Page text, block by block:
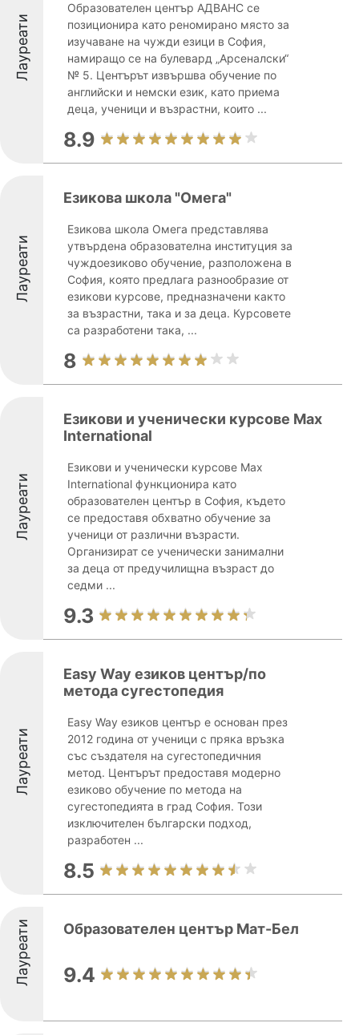
Лауреати
Образователен център АДВАНС се
позиционира като реномирано място за
изучаване на чужди езици в София,
намиращо се на булевард „Арсеналски“
№ 5. Центърът извършва обучение по
английски и немски език, като приема
деца, ученици и възрастни, които ...
8.9
Лауреати
Езикова школа "Омега"
Езикова школа Омега представлява
утвърдена образователна институция за
чуждоезиково обучение, разположена в
София, която предлага разнообразие от
езикови курсове, предназначени както
за възрастни, така и за деца. Курсовете
са разработени така, ...
8
Лауреати
Езикови и ученически курсове Max
International
Езикови и ученически курсове Max
International функционира като
образователен център в София, където
се предоставя обхватно обучение за
ученици от различни възрасти.
Организират се ученически занимални
за деца от предучилищна възраст до
седми ...
9.3
Лауреати
Easy Way езиков център/по
метода сугестопедия
Easy Way езиков център е основан през
2012 година от ученици с пряка връзка
със създателя на сугестопедичния
метод. Центърът предоставя модерно
езиково обучение по метода на
сугестопедията в град София. Този
изключителен български подход,
разработен ...
8.5
Лауреати Образователен център Мат-Бел
9.4